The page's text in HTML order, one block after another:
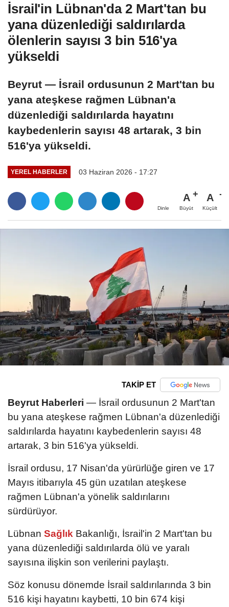
İsrail'in Lübnan'da 2 Mart'tan bu
yana düzenlediği saldırılarda
ölenlerin sayısı 3 bin 516'ya
yükseldi
Beyrut — İsrail ordusunun 2 Mart'tan bu
yana ateşkese rağmen Lübnan'a
düzenlediği saldırılarda hayatını
kaybedenlerin sayısı 48 artarak, 3 bin
516'ya yükseldi.
YEREL HABERLER 03 Haziran 2026 - 17:27
Dinle
A
Büyüt
A
Küçült
TAKİP ET
Beyrut Haberleri — İsrail ordusunun 2 Mart'tan
bu yana ateşkese rağmen Lübnan'a düzenlediği
saldırılarda hayatını kaybedenlerin sayısı 48
artarak, 3 bin 516'ya yükseldi.
İsrail ordusu, 17 Nisan'da yürürlüğe giren ve 17
Mayıs itibarıyla 45 gün uzatılan ateşkese
rağmen Lübnan'a yönelik saldırılarını
sürdürüyor.
Lübnan Sağlık Bakanlığı, İsrail'in 2 Mart'tan bu
yana düzenlediği saldırılarda ölü ve yaralı
sayısına ilişkin son verilerini paylaştı.
Söz konusu dönemde İsrail saldırılarında 3 bin
516 kişi hayatını kaybetti, 10 bin 674 kişi